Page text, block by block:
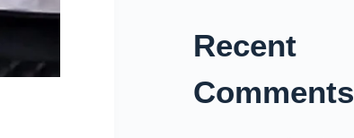
Recent
Comments